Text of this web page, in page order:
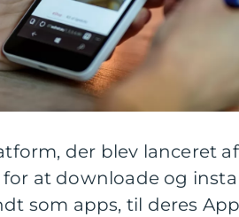
der blev lanceret
at downloade og
som apps, til deres